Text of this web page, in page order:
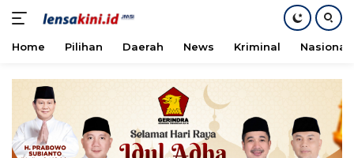
konten
Home Pilihan Daerah News Kriminal Nasional